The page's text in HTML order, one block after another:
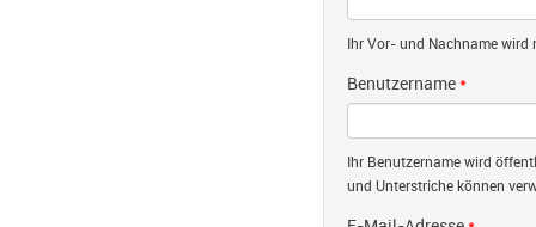
Ihr Vor- und Nachname
Benutzername *
Ihr Benutzername wird
und Unterstriche können